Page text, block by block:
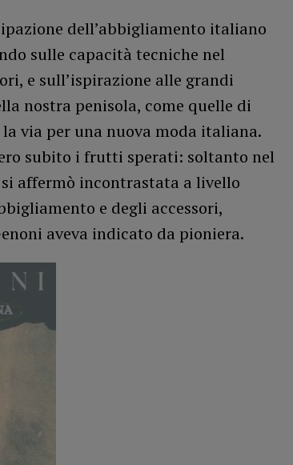
dell’abbigliamento italiano
sulle capacità tecniche nel
e sull’ispirazione alle grandi
nostra penisola, come quelle di
via per una nuova moda italiana.
subito i frutti sperati: soltanto nel
affermò incontrastata a livello
e degli accessori,
aveva indicato da pioniera.